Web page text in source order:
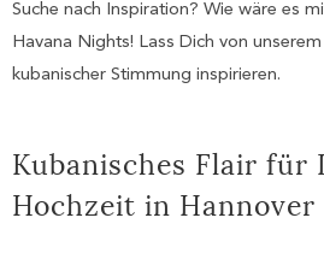
Suche nach Inspiration? Wie wäre es
Havana Nights! Lass Dich von
kubanischer Stimmung inspirieren.
Kubanisches Flair für
Hochzeit in Hannover